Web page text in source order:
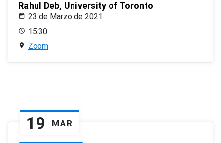
Rahul Deb, University of Toronto
23 de Marzo de 2021
15:30
Zoom
19 MAR